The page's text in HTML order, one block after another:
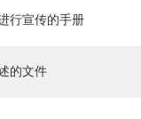
行宣传的手册
的文件